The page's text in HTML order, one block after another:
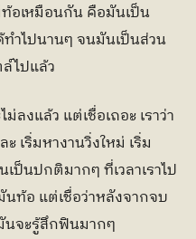
อเหมือนกัน คือมันเป็น
ำไปนานๆ จนมันเป็นส่วน
ไปแล้ว
ลงแล้ว แต่เชื่อเถอะ เราว่า
เริ่มหางานวิ่งใหม่ เริ่ม
ป็นปกติมากๆ ที่เวลาเราไป
ท้อ แต่เชื่อว่าหลังจากจบ
นจะรู้สึกฟินมากๆ